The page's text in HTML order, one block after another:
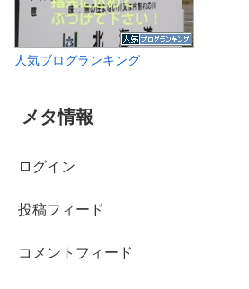
人気ブログランキング
メタ情報
ログイン
投稿フィード
コメントフィード